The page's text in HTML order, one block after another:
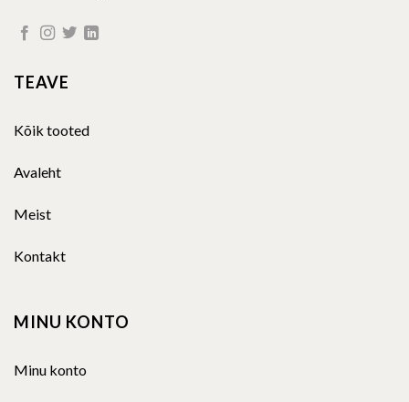
TEAVE
Kõik tooted
Avaleht
Meist
Kontakt
MINU KONTO
Minu konto